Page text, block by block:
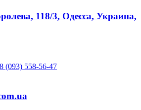
118/3, Одесса, Украина,
(093) 558-56-47